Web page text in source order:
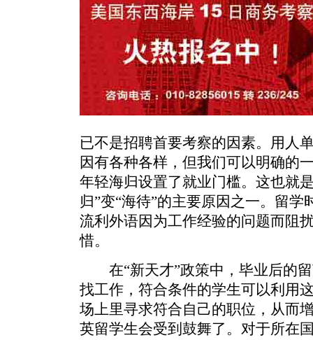
已不是招聘首要考察的因素。用人
因有各种各样，但我们可以明确的
年轻海归设置了就业门槛。这也就
归”变“海待”的主要原因之一。留
流利外语因为工作经验的问题而阻
惜。
在“新天才”政策中，毕业后的留
找工作，符合条件的学生可以利用
场上里寻求符合自己的职位，从而
英留学生会受到鼓舞了。对于所在